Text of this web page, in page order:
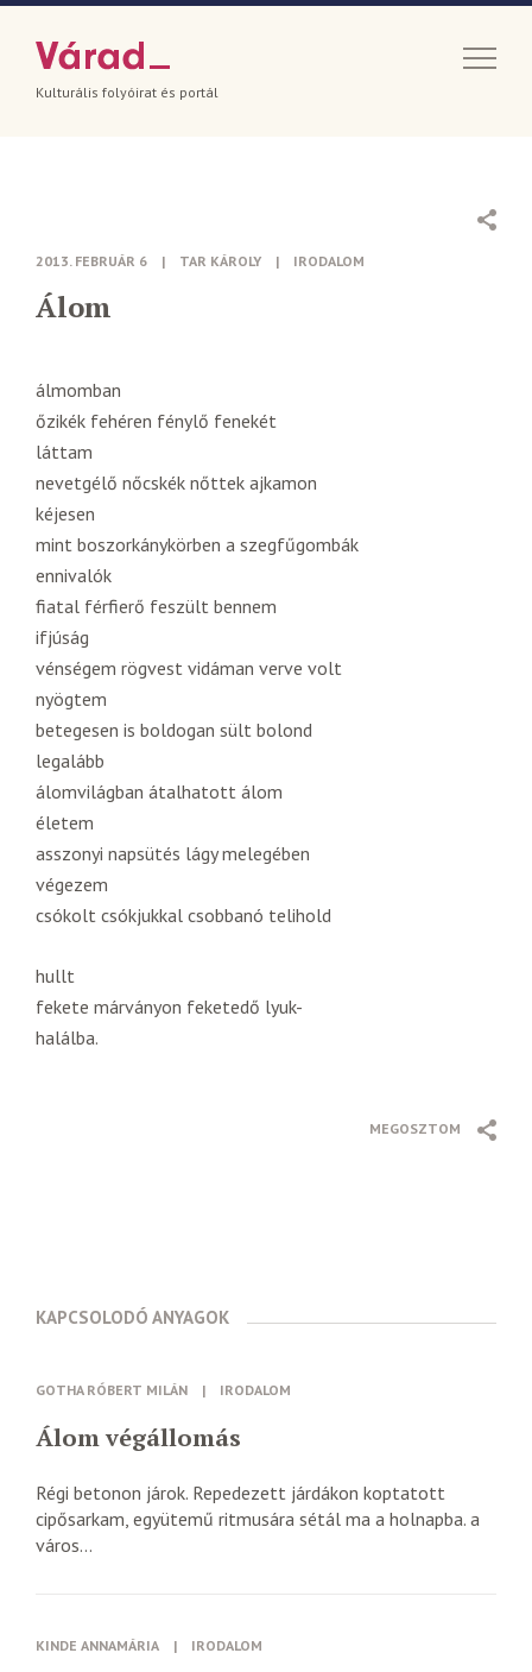
Kulturális folyóirat és portál
2013. FEBRUÁR 6 | TAR KÁROLY | IRODALOM
Álom
álmomban
őzikék fehéren fénylő fenekét
láttam
nevetgélő nőcskék nőttek ajkamon
kéjesen
mint boszorkánykörben a szegfűgombák
ennivalók
fiatal férfierő feszült bennem
ifjúság
vénségem rögvest vidáman verve volt
nyögtem
betegesen is boldogan sült bolond
legalább
álomvilágban átalhatott álom
életem
asszonyi napsütés lágy melegében
végezem
csókolt csókjukkal csobbanó telihold
hullt
fekete márványon feketedő lyuk-
halálba.
MEGOSZTOM
KAPCSOLODÓ ANYAGOK
GOTHA RÓBERT MILÁN | IRODALOM
Álom végállomás
Régi betonon járok. Repedezett járdákon koptatott
cipősarkam, együtemű ritmusára sétál ma a holnapba. a
város...
KINDE ANNAMÁRIA | IRODALOM